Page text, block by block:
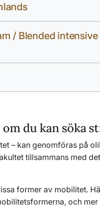
/ Blended intensive
du kan söka
– kan genomföras på
tillsammans med
former av mobilitet.
och